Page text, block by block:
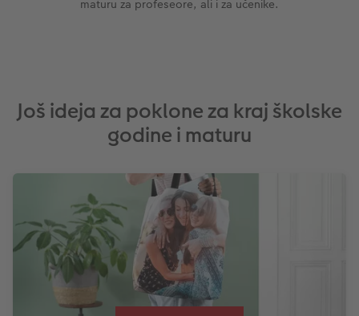
maturu za profeseore, ali i za učenike.
Još ideja za poklone za kraj školske
godine i maturu